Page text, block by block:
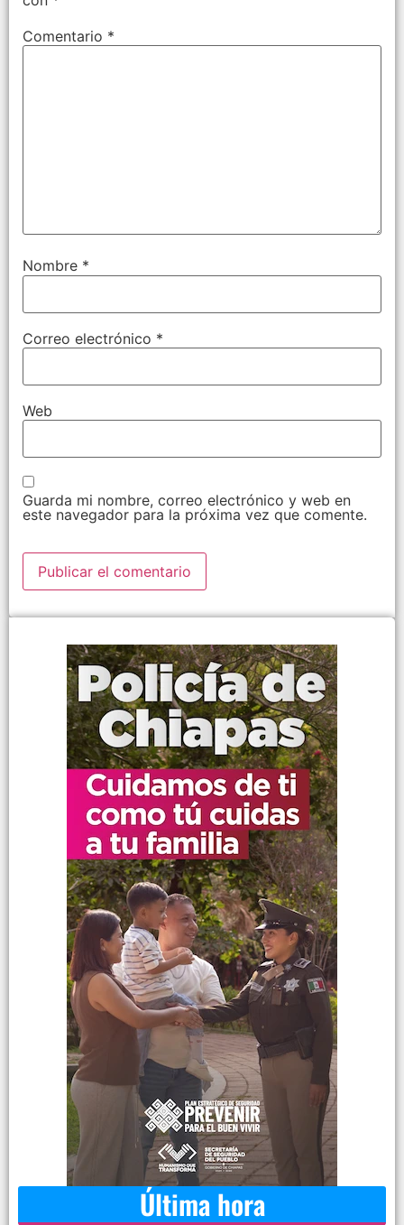
Comentario *
Nombre *
Correo electrónico *
Web
Guarda mi nombre, correo electrónico y web en
este navegador para la próxima vez que comente.
Última hora